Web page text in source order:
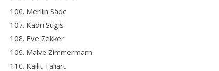
106. Merilin Säde
107. Kadri Sügis
108. Eve Zekker
109. Malve Zimmermann
110. Kailit Taliaru